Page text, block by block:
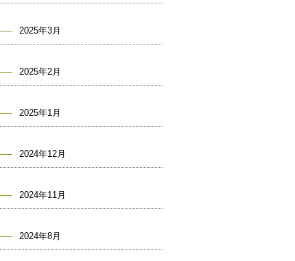
2025年3月
2025年2月
2025年1月
2024年12月
2024年11月
2024年8月